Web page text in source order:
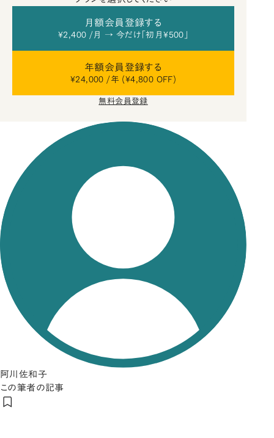
月額会員登録する
¥2,400 /月 → 今だけ「初月¥500」
年額会員登録する
¥24,000 /年 (¥4,800 OFF)
無料会員登録
阿川佐和子
この筆者の記事